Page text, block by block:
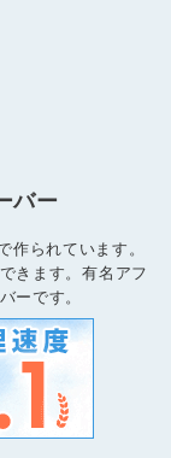
バー
られています。
きます。有名アフ
ーです。